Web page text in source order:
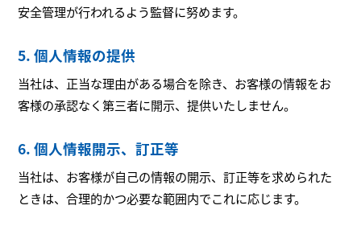
安全管理が行われるよう監督に努めます。
5. 個人情報の提供
当社は、正当な理由がある場合を除き、お客様の情報をお
客様の承認なく第三者に開示、提供いたしません。
6. 個人情報開示、訂正等
当社は、お客様が自己の情報の開示、訂正等を求められた
ときは、合理的かつ必要な範囲内でこれに応じます。